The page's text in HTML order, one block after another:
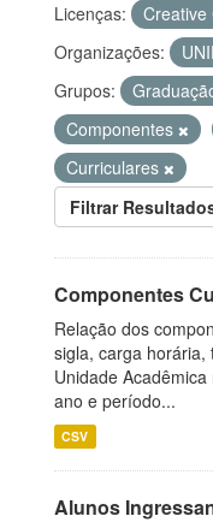
Licenças:
Creative
Organizações:
Grupos:
Componentes
Curriculares
Filtrar
Componentes
Relação dos
sigla, carga horária,
Unidade
ano e período...
CSV
Alunos